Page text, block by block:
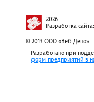
2026
Разработка сайта:
© 2013 ООО «Веб Депо»
Разработано при
форм предприятий в